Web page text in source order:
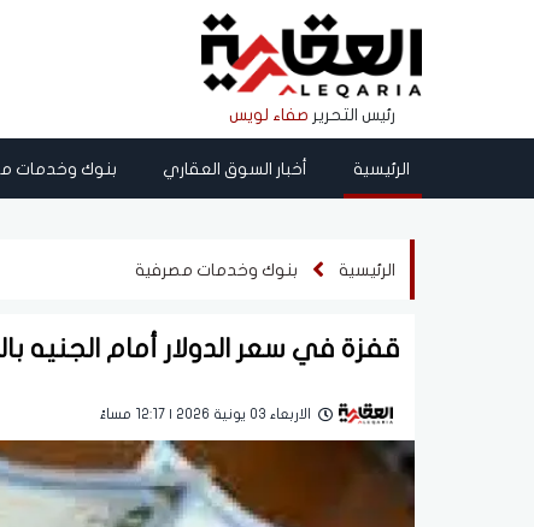
رئيس التحرير صفاء لويس
الرئيسية أخبار السوق العقاري بنوك وخدمات
الرئيسية بنوك وخدمات مصرفية
قفزة في سعر الدولار أمام الجنيه
الاربعاء 03 يونية 2026 | 12:17 مساءً